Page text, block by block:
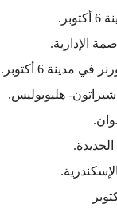
الإدارية.
مدينة 6 أكتوبر.
هليوبوليس.